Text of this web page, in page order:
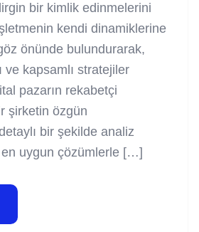
bir kimlik edinmelerini
kendi dinamiklerine
önünde bulundurarak,
ve kapsamlı stratejiler
pazarın rekabetçi
şirketin özgün
bir şekilde analiz
en uygun çözümlerle […]